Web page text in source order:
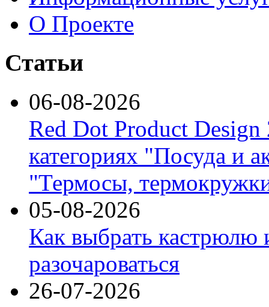
О Проекте
Статьи
06-08-2026
Red Dot Product Design
категориях "Посуда и
"Термосы,
05-08-2026
Как выбрать кастрюлю
разочароваться
26-07-2026